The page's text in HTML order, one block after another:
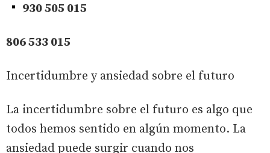
930 505 015
806 533 015
Incertidumbre y ansiedad sobre el futuro
La incertidumbre sobre el futuro es algo que
todos hemos sentido en algún momento. La
ansiedad puede surgir cuando nos